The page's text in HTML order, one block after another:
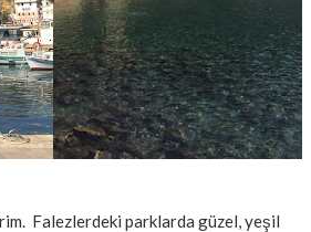
Falezlerdeki parklarda güzel, yeşil